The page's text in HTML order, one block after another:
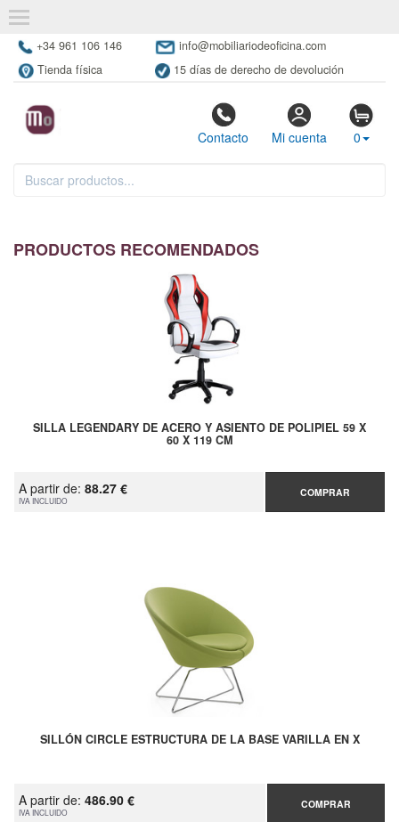
+34 961 106 146
info@mobiliariodeoficina.com
Tienda física
15 días de derecho de devolución
Contacto Mi cuenta 0
PRODUCTOS RECOMENDADOS
SILLA LEGENDARY DE ACERO Y ASIENTO DE POLIPIEL 59 X
60 X 119 CM
A partir de: 88.27 €
IVA INCLUIDO
COMPRAR
SILLÓN CIRCLE ESTRUCTURA DE LA BASE VARILLA EN X
A partir de: 486.90 €
IVA INCLUIDO
COMPRAR